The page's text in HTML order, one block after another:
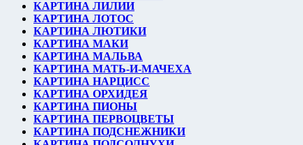
КАРТИНА ЛИЛИИ
КАРТИНА ЛОТОС
КАРТИНА ЛЮТИКИ
КАРТИНА МАКИ
КАРТИНА МАЛЬВА
КАРТИНА МАТЬ-И-МАЧЕХА
КАРТИНА НАРЦИСС
КАРТИНА ОРХИДЕЯ
КАРТИНА ПИОНЫ
КАРТИНА ПЕРВОЦВЕТЫ
КАРТИНА ПОДСНЕЖНИКИ